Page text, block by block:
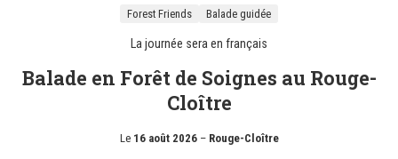
Forest Friends
Balade guidée
La journée sera en français
Balade en Forêt de Soignes au Rouge-
Cloître
Le 16 août 2026– Rouge-Cloître